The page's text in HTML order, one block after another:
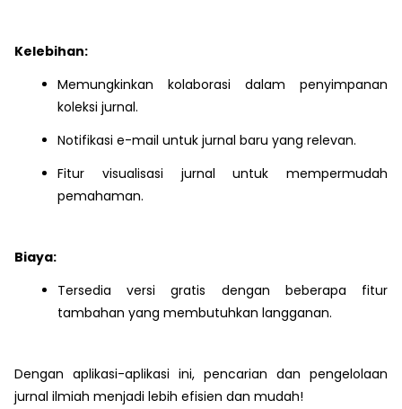
Kelebihan:
Memungkinkan kolaborasi dalam penyimpanan
koleksi jurnal.
Notifikasi e-mail untuk jurnal baru yang relevan.
Fitur visualisasi jurnal untuk mempermudah
pemahaman.
Biaya:
Tersedia versi gratis dengan beberapa fitur
tambahan yang membutuhkan langganan.
Dengan aplikasi-aplikasi ini, pencarian dan pengelolaan
jurnal ilmiah menjadi lebih efisien dan mudah!